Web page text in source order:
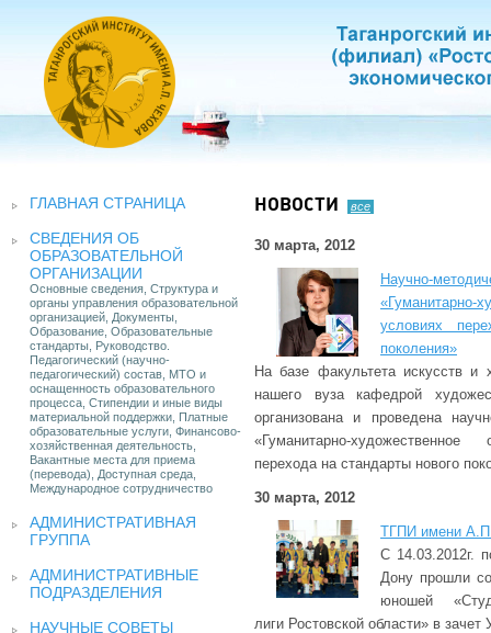
ГЛАВНАЯ СТРАНИЦА
СВЕДЕНИЯ ОБ
ОБРАЗОВАТЕЛЬНОЙ
ОРГАНИЗАЦИИ
Основные сведения, Структура и
органы управления образовательной
организацией, Документы,
Образование, Образовательные
стандарты, Руководство.
Педагогический (научно-
педагогический) состав, МТО и
оснащенность образовательного
процесса, Стипендии и иные виды
материальной поддержки, Платные
образовательные услуги, Финансово-
хозяйственная деятельность,
Вакантные места для приема
(перевода), Доступная среда,
Международное сотрудничество
АДМИНИСТРАТИВНАЯ
ГРУППА
АДМИНИСТРАТИВНЫЕ
ПОДРАЗДЕЛЕНИЯ
НАУЧНЫЕ СОВЕТЫ
НОВОСТИ все
30 марта, 2012
Научно-
«Гуманитарно-
условиях
поколения»
На базе факультета искусств и
нашего вуза кафедрой
организована и проведена
«Гуманитарно-
перехода на стандарты нового
30 марта, 2012
ТГПИ имени
С 14.03.2012г.
Дону прошли
юношей
лиги Ростовской области» в